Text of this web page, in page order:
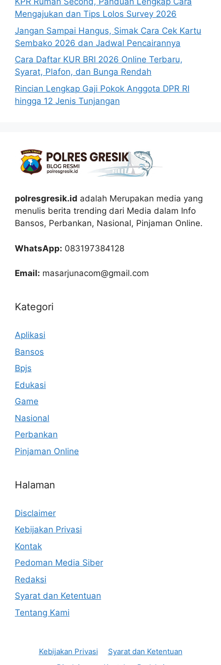
Mengajukan dan Tips Lolos Survey 2026
Jangan Sampai Hangus, Simak Cara Cek Kartu
Sembako 2026 dan Jadwal Pencairannya
Cara Daftar KUR BRI 2026 Online Terbaru,
Syarat, Plafon, dan Bunga Rendah
Rincian Lengkap Gaji Pokok Anggota DPR RI
hingga 12 Jenis Tunjangan
polresgresik.id adalah Merupakan media yang
menulis berita trending dari Media dalam Info
Bansos, Perbankan, Nasional, Pinjaman Online.
WhatsApp: 083197384128
Email: masarjunacom@gmail.com
Kategori
Aplikasi
Bansos
Bpjs
Edukasi
Game
Nasional
Perbankan
Pinjaman Online
Halaman
Disclaimer
Kebijakan Privasi
Kontak
Pedoman Media Siber
Redaksi
Syarat dan Ketentuan
Tentang Kami
Kebijakan Privasi
Syarat dan Ketentuan